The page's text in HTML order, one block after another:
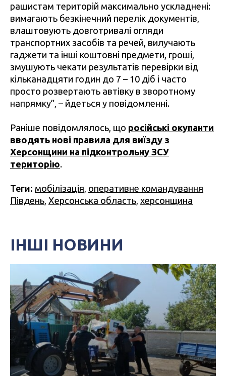
рашистам територій максимально ускладнені:
вимагають безкінечний перелік документів,
влаштовують довготривалі огляди
транспортних засобів та речей, вилучають
гаджети та інші коштовні предмети, гроші,
змушують чекати результатів перевірки від
кільканадцяти годин до 7 – 10 діб і часто
просто розвертають автівку в зворотному
напрямку”, – йдеться у повідомленні.
Раніше повідомлялось, що російські окупанти
вводять нові правила для виїзду з
Херсонщини на підконтрольну ЗСУ
територію.
Теги: мобілізація, оперативне командування
Південь, Херсонська область, херсонщина
ІНШІ НОВИНИ